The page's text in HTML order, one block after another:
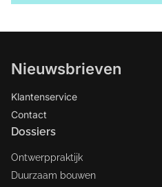
Nieuwsbrieven
Klantenservice
Contact
Dossiers
Ontwerppraktijk
Duurzaam bouwen